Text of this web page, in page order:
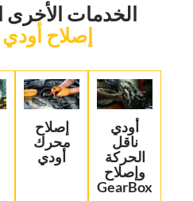
‏الخدمات الأخرى
إصلاح أودي
‏أودي
ناقل
الحركة
وإصلاح
GearBox‏
إصلاح
محرك
أودي